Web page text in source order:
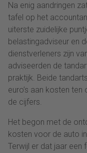
Na enig aandringen
tafel op het
uiterste zuidelijke
belastingadviseur en
dienstverleners zijn
adviseerden de
praktijk. Beide
euro’s aan kosten
de cijfers.
Het begon met de
kosten voor de auto
Terwijl er dat jaar een